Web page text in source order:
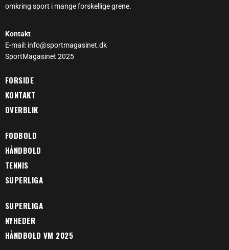
omkring sport i mange forskellige grene.
Kontakt
E-mail: info@sportmagasinet.dk
SportMagasinet 2025
FORSIDE
KONTAKT
OVERBLIK
FODBOLD
HÅNDBOLD
TENNIS
SUPERLIGA
SUPERLIGA
NYHEDER
HÅNDBOLD VM 2025